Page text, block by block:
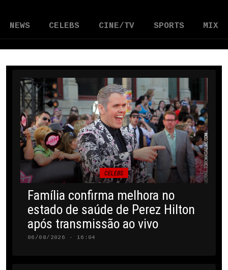
NEWS CELEBS CINE/TV SPORTS MIX
CELEBS
Família confirma melhora no
estado de saúde de Perez Hilton
após transmissão ao vivo
06/08/2026 · 16:04